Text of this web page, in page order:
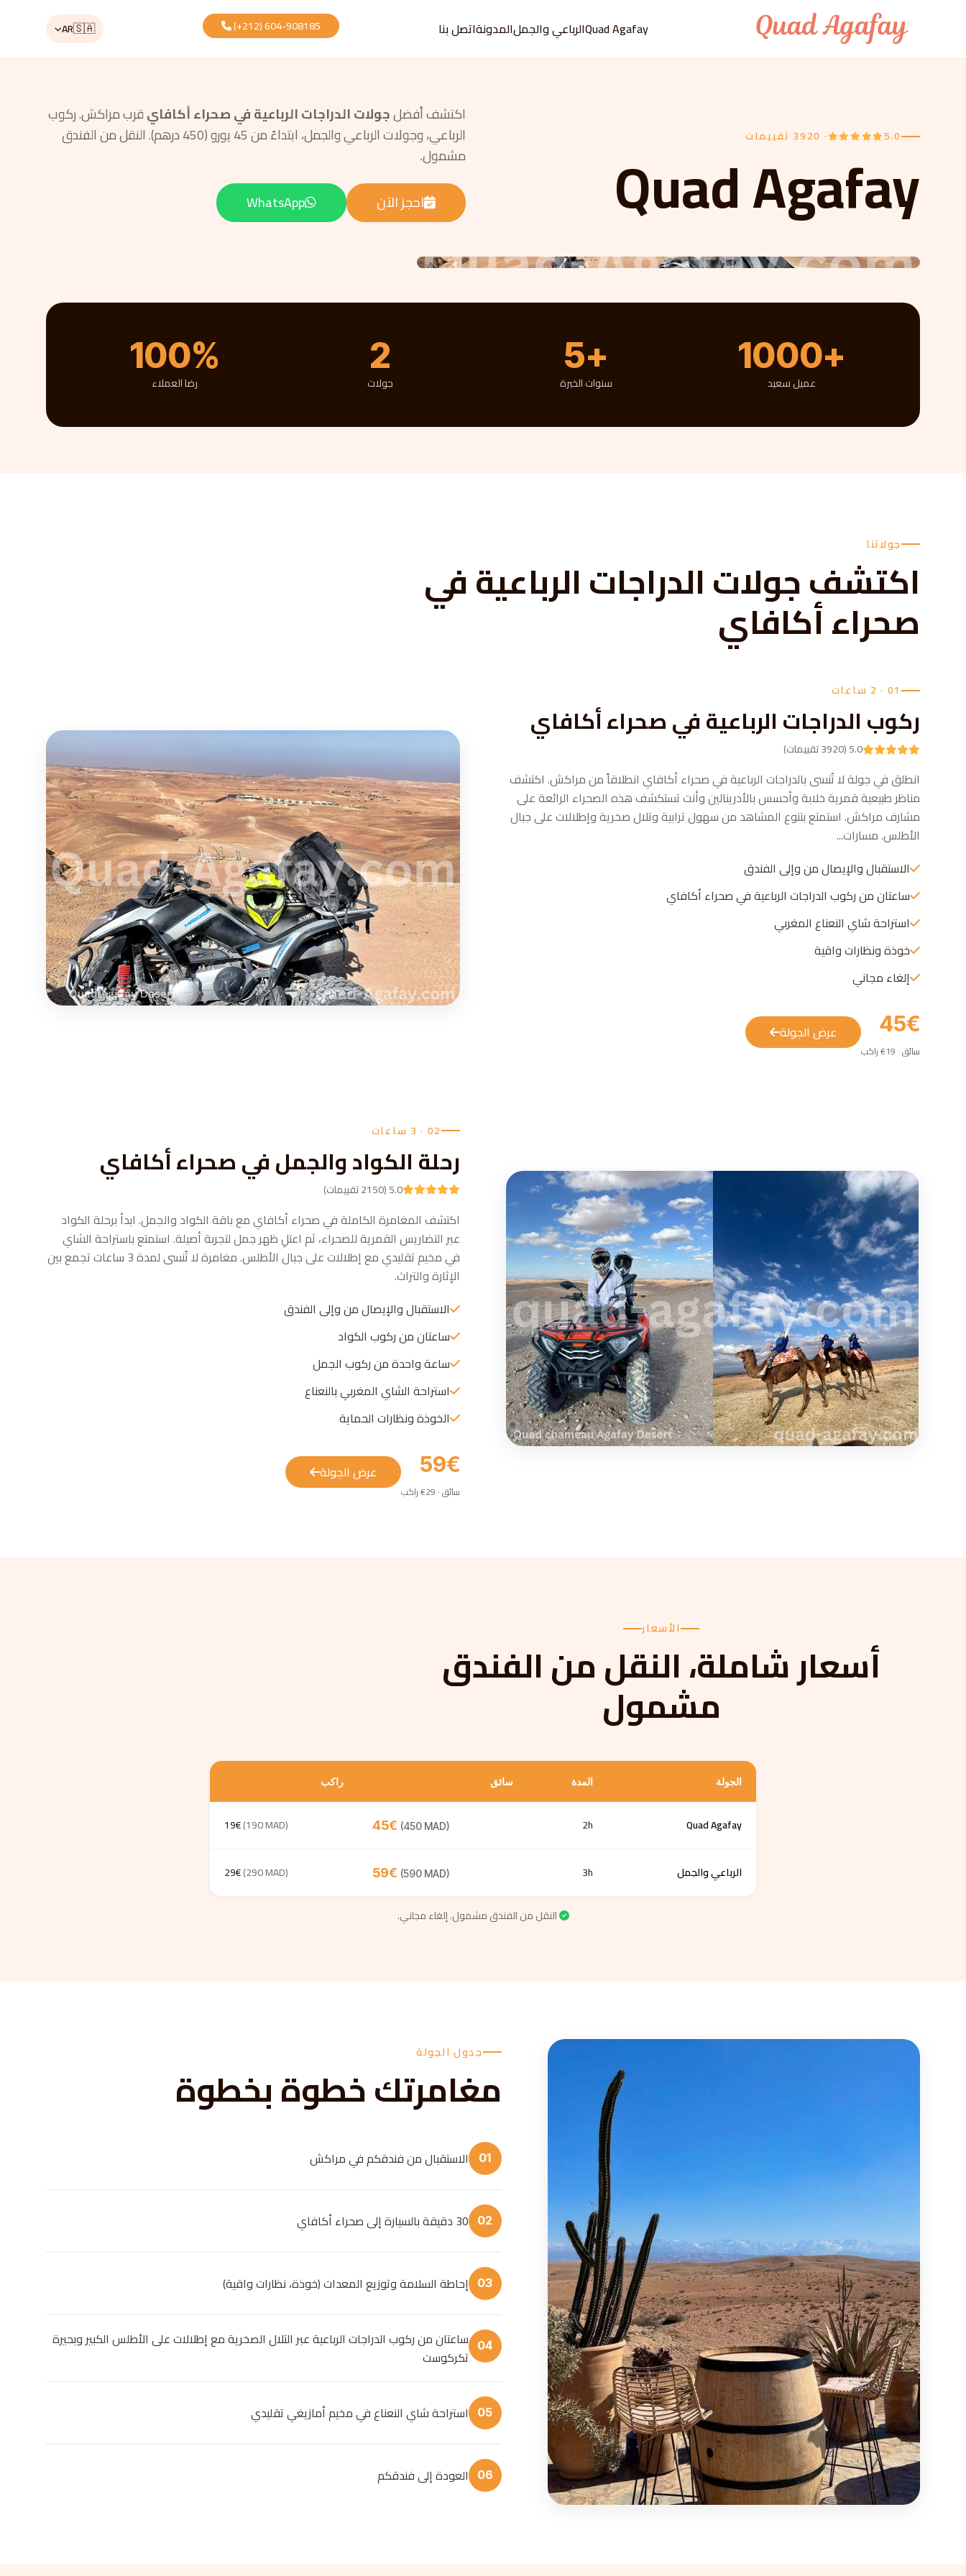
Quad Agafayالرباعي والجملالمدونةاتصل بنا (+212) 604-908185
🇸🇦
AR
5.0 · 3920 تقييمات
Quad Agafay
اكتشف أفضلجولات الدراجات الرباعية في صحراء أكافايقرب مراكش. ركوب
الرباعي، وجولات الرباعي والجمل، ابتداءً من 45 يورو (450 درهم). النقل من الفندق
مشمول.
احجز الآن
WhatsApp
1000+
عميل سعيد
5+
سنوات الخبرة
2
جولات
100%
رضا العملاء
جولاتنا
اكتشف جولات الدراجات الرباعية في
صحراء أكافاي
01 · 2 ساعات
ركوب الدراجات الرباعية في صحراء أكافاي
5.0 (3920 تقييمات)
انطلق في جولة لا تُنسى بالدراجات الرباعية في صحراء أكافاي انطلاقاً من مراكش. اكتشف
مناظر طبيعية قمرية خلابة وأحسس بالأدرينالين وأنت تستكشف هذه الصحراء الرائعة على
مشارف مراكش. استمتع بتنوع المشاهد من سهول ترابية وتلال صخرية وإطلالات على جبال
الأطلس. مسارات...
الاستقبال والإيصال من وإلى الفندق
ساعتان من ركوب الدراجات الرباعية في صحراء أكافاي
استراحة شاي النعناع المغربي
خوذة ونظارات واقية
إلغاء مجاني
45€
سائق · 19€ راكب
عرض الجولة
02 · 3 ساعات
رحلة الكواد والجمل في صحراء أكافاي
5.0 (2150 تقييمات)
اكتشف المغامرة الكاملة في صحراء أكافاي مع باقة الكواد والجمل. ابدأ برحلة الكواد
عبر التضاريس القمرية للصحراء، ثم اعتلِ ظهر جمل لتجربة أصيلة. استمتع باستراحة الشاي
في مخيم تقليدي مع إطلالات على جبال الأطلس. مغامرة لا تُنسى لمدة 3 ساعات تجمع بين
الإثارة والتراث.
الاستقبال والإيصال من وإلى الفندق
ساعتان من ركوب الكواد
ساعة واحدة من ركوب الجمل
استراحة الشاي المغربي بالنعناع
الخوذة ونظارات الحماية
59€
سائق · 29€ راكب
عرض الجولة
الأسعار
أسعار شاملة، النقل من الفندق
مشمول
الجولة المدة سائق راكب
Quad Agafay
2h
45€ (450 MAD)
19€(190 MAD)
الرباعي والجمل 3h
59€ (590 MAD)
29€(290 MAD)
النقل من الفندق مشمول. إلغاء مجاني.
جدول الجولة
مغامرتك خطوة بخطوة
01 الاستقبال من فندقكم في مراكش
02 30 دقيقة بالسيارة إلى صحراء أكافاي
03 إحاطة السلامة وتوزيع المعدات (خوذة، نظارات واقية)
04
ساعتان من ركوب الدراجات الرباعية عبر التلال الصخرية مع إطلالات على الأطلس الكبير وبحيرة
تكركوست
05 استراحة شاي النعناع في مخيم أمازيغي تقليدي
06 العودة إلى فندقكم